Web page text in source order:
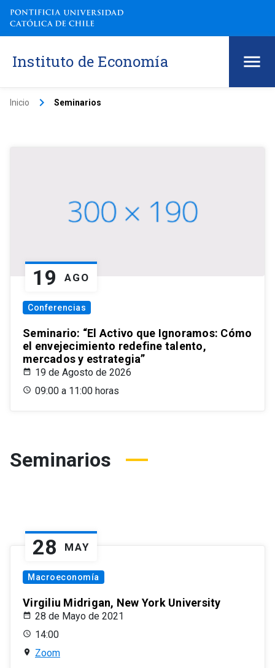
Instituto de Economía
Inicio keyboard_arrow_right Seminarios
19 AGO
Conferencias
Seminario: “El Activo que Ignoramos: Cómo
el envejecimiento redefine talento,
mercados y estrategia”
19 de Agosto de 2026
09:00 a 11:00 horas
Seminarios
28 MAY
Macroeconomía
Virgiliu Midrigan, New York University
28 de Mayo de 2021
14:00
Zoom